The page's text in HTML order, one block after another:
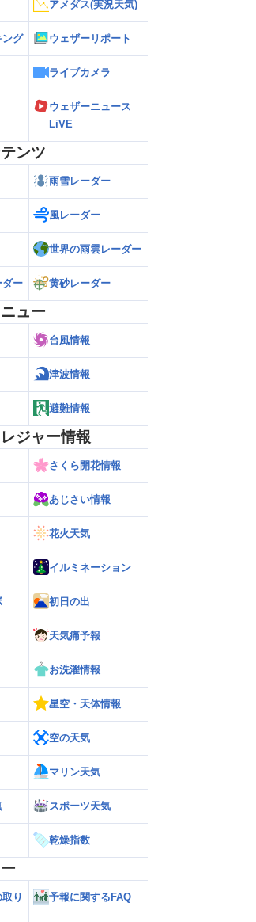
【台風15号 2026年】日本の東の海上に
近づいてくる可能性 今後の進路に注意
アメダス(実況天気)
ング ウェザーリポート
ライブカメラ
ウェザーニュース
LiVE
ンツ
雨雪レーダー
風レーダー
世界の雨雲レーダー
ダー 黄砂レーダー
ュー
台風情報
津波情報
避難情報
ジャー情報
さくら開花情報
あじさい情報
花火天気
イルミネーション
初日の出
天気痛予報
お洗濯情報
星空・天体情報
空の天気
マリン天気
スポーツ天気
乾燥指数
り
予報に関するFAQ